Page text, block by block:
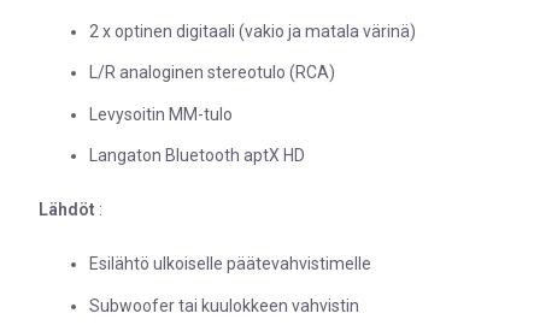
2 x optinen digitaali (vakio ja matala värinä)
L/R analoginen stereotulo (RCA)
Levysoitin MM-tulo
Langaton Bluetooth aptX HD
Lähdöt :
Esilähtö ulkoiselle päätevahvistimelle
Subwoofer tai kuulokkeen vahvistin